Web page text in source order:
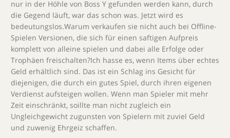
nur in der Höhle von Boss Y gefunden werden kann, durch
die Gegend läuft, war das schon was. Jetzt wird es
bedeutungslos.Warum verkaufen sie nicht auch bei Offline-
Spielen Versionen, die sich für einen saftigen Aufpreis
komplett von alleine spielen und dabei alle Erfolge oder
Trophäen freischalten?Ich hasse es, wenn Items über echtes
Geld erhältlich sind. Das ist ein Schlag ins Gesicht für
diejenigen, die durch ein gutes Spiel, durch ihren eigenen
Verdienst aufsteigen wollen. Wenn man Spieler mit mehr
Zeit einschränkt, soillte man nicht zugleich ein
Ungleichgewicht zugunsten von Spielern mit zuviel Geld
und zuwenig Ehrgeiz schaffen.